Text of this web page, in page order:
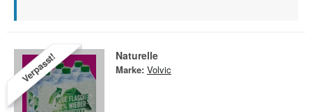
Verpasst! Naturelle
Marke: Volvic